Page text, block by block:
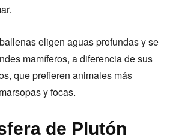
eligen aguas profundas y se
mamíferos, a diferencia de sus
que prefieren animales más
y focas.
de Plutón